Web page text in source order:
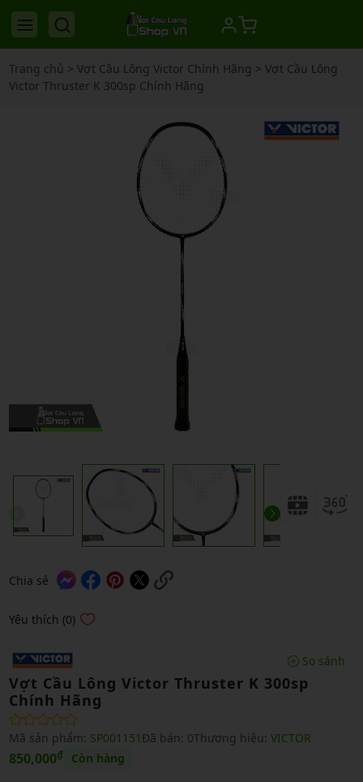
Trang chủ > Vợt Cầu Lông Victor Chính Hãng > Vợt Cầu Lông
Victor Thruster K 300sp Chính Hãng
Chia sẻ
Yêu thích (0)
So sánh
Vợt Cầu Lông Victor Thruster K 300sp
Chính Hãng
Mã sản phẩm: SP001151 Đã bán: 0Thương hiệu: VICTOR
850,000₫ Còn hàng